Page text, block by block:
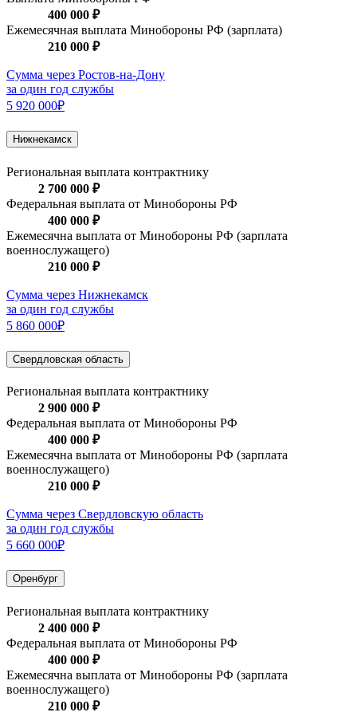
400 000 ₽
Ежемесячная выплата Минобороны РФ (зарплата)
210 000 ₽
Сумма через Ростов-на-Дону
за один год службы
5 920 000₽
Нижнекамск
Региональная выплата контрактнику
2 700 000 ₽
Федеральная выплата от Минобороны РФ
400 000 ₽
Ежемесячна выплата от Минобороны РФ (зарплата
военнослужащего)
210 000 ₽
Сумма через Нижнекамск
за один год службы
5 860 000₽
Свердловская область
Региональная выплата контрактнику
2 900 000 ₽
Федеральная выплата от Минобороны РФ
400 000 ₽
Ежемесячна выплата от Минобороны РФ (зарплата
военнослужащего)
210 000 ₽
Сумма через Свердловскую область
за один год службы
5 660 000₽
Оренбург
Региональная выплата контрактнику
2 400 000 ₽
Федеральная выплата от Минобороны РФ
400 000 ₽
Ежемесячна выплата от Минобороны РФ (зарплата
военнослужащего)
210 000 ₽